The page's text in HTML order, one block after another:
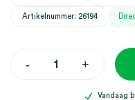
Artikelnummer: 26194
-Leukosilk
+
Vandaag